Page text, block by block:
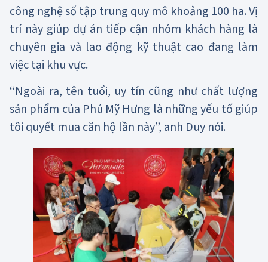
công nghệ số tập trung quy mô khoảng 100 ha. Vị
trí này giúp dự án tiếp cận nhóm khách hàng là
chuyên gia và lao động kỹ thuật cao đang làm
việc tại khu vực.
“Ngoài ra, tên tuổi, uy tín cũng như chất lượng
sản phẩm của Phú Mỹ Hưng là những yếu tố giúp
tôi quyết mua căn hộ lần này”, anh Duy nói.